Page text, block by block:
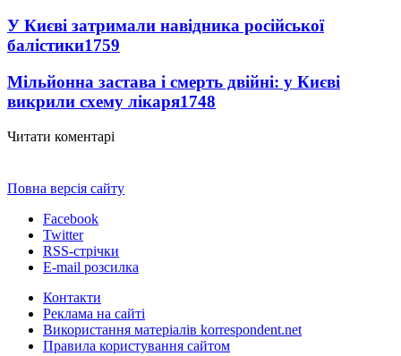
У Києві затримали навідника російської
балістики1759
Мільйонна застава і смерть двійні: у Києві
викрили схему лікаря1748
Читати коментарі
Повна версія сайту
Facebook
Twitter
RSS-стрічки
E-mail розсилка
Контакти
Реклама на сайті
Використання матеріалів korrespondent.net
Правила користування сайтом